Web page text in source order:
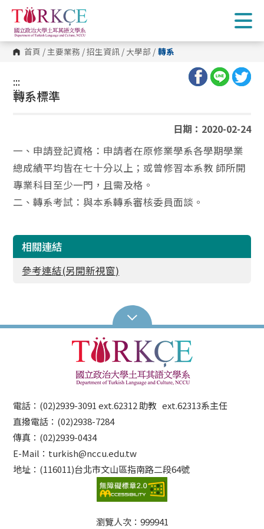
跳
到
主
要
內
容 首頁 /主要業務 /招生資訊 / 大學部 / 轉系
:::
:::
轉系標準
日期：2020-02-24
一、申請登記資格：申請者在原修業學系各學期學業
總成績平均皆在七十分以上；或曾修習本系教 師所開
專業科目至少一門，且需及格。
二、轉系考試：與本系轉系審核委員面談。
相關連結
參考連結(另開新視窗)
電話：(02)2939-3091 ext.62312 助教 ext.62313系主任
直撥電話：(02)2938-7284
傳真：(02)2939-0434
E-Mail：turkish@nccu.edu.tw
地址：(116011)台北市文山區指南路二段64號
瀏覽人次： 999941